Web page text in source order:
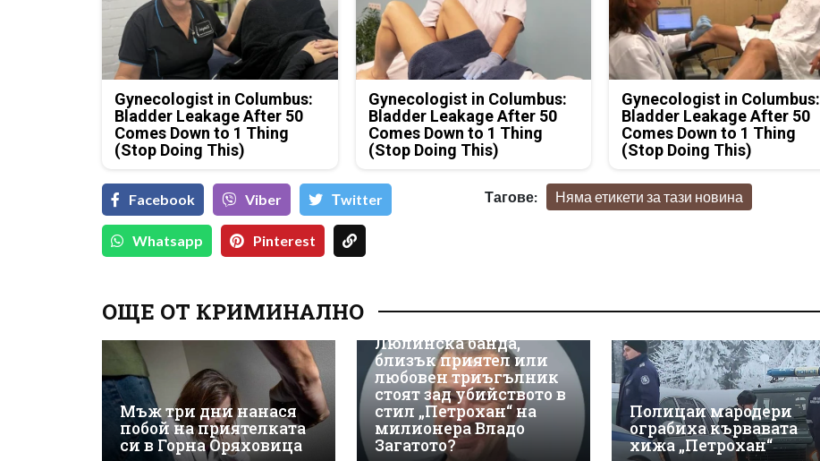
Gynecologist in Columbus:
Bladder Leakage After 50
Comes Down to 1 Thing
(Stop Doing This)
Gynecologist in Columbus:
Bladder Leakage After 50
Comes Down to 1 Thing
(Stop Doing This)
Gynecologist in Columbus:
Bladder Leakage After 50
Comes Down to 1 Thing
(Stop Doing This)
Facebook Viber Тwitter
Whatsapp Pinterest
Тагове: Няма етикети за тази новина
ОЩЕ ОТ КРИМИНАЛНО
Мъж три дни нанася
побой на приятелката
си в Горна Оряховица
Люлинска банда,
близък приятел или
любовен триъгълник
стоят зад убийството в
стил „Петрохан“ на
милионера Владо
Загатото?
Полицаи мародери
ограбиха кървавата
хижа „Петрохан“